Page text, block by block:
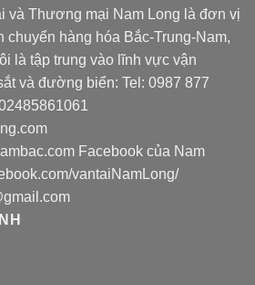
và Thương mại Nam Long là đơn vị
chuyển hàng hóa Bắc-Trung-Nam,
là tập trung vào lĩnh vực vận
và đường biển: Tel: 0987 877
Facebook của Nam
vantaiNamLong/